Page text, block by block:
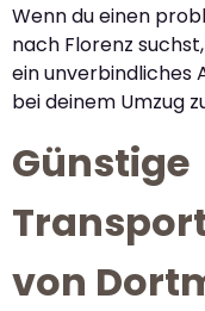
Wenn du einen
nach Florenz suchst,
ein unverbindliches
bei deinem Umzug
Günstige
von